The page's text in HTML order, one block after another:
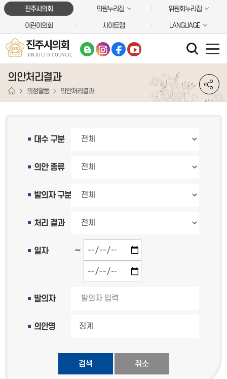
본문바로가기진주시의회 의원누리집 위원회누리집
어린이의회 사이트맵 LANGUAGE
진주시의회
JINJU CITY COUNCIL
의안처리결과
의정활동 의안처리결과
대수 구분
의안 종류
발의자 구분
처리 결과
일자 ~
발의자
의안명
검색